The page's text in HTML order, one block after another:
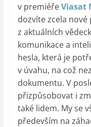
v premiéřeViasat
dozvíte zcela nové
z aktuálních
komunikace a
hesla, která je
v úvahu, na což
dokumentu. V
přizpůsobovat i
také lidem. My se
především na